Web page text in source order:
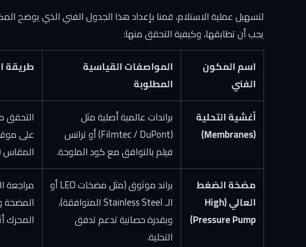
لتسهيل عملية الاستلام، قمنا بإعداد هذا الجدول الفني الذي يوضح
يجب أن تطابقها، وكيفية التحقق منها:
اسم المكون
الفني
المواصفات القياسية
المطلوبة
طريقة
أغشية التحلية
(Membranes)
براندات عالمية أصلية مثل
(Filmtec / DuPont) أو ترانس
فيلم بالتوافق مع كود الملوحة.
على
المقاس (مثال:
مضخة الضغط
العالي (High
Pressure Pump)
براند موثوق (مثل مضخات LEO أو
الـ Stainless Steel المتوافقة)،
وبقدرة حصانية تدعم تدفق
التحلية.
المضخة
المحرك